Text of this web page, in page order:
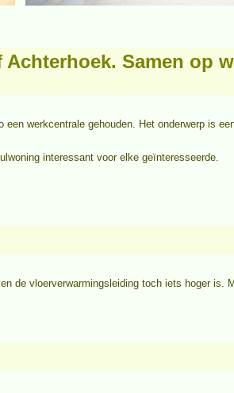
Samen op
werkcentrale gehouden. Het onderwerp is
interessant voor elke geïnteresseerde.
de vloerverwarmingsleiding toch iets hoger is.